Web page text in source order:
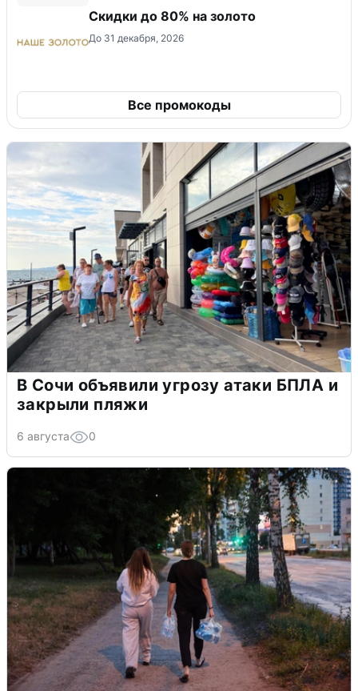
Скидки до 80% на золото
До 31 декабря, 2026
Все промокоды
В Сочи объявили угрозу атаки БПЛА и
закрыли пляжи
6 августа 0